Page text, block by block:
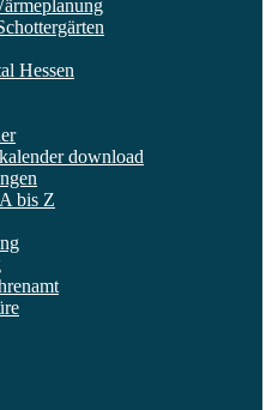
Hessen
download
bis Z